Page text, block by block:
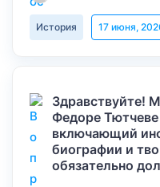
История 17 июня,
Здравствуйте!
Федоре
включающий
биографии и
обязательно